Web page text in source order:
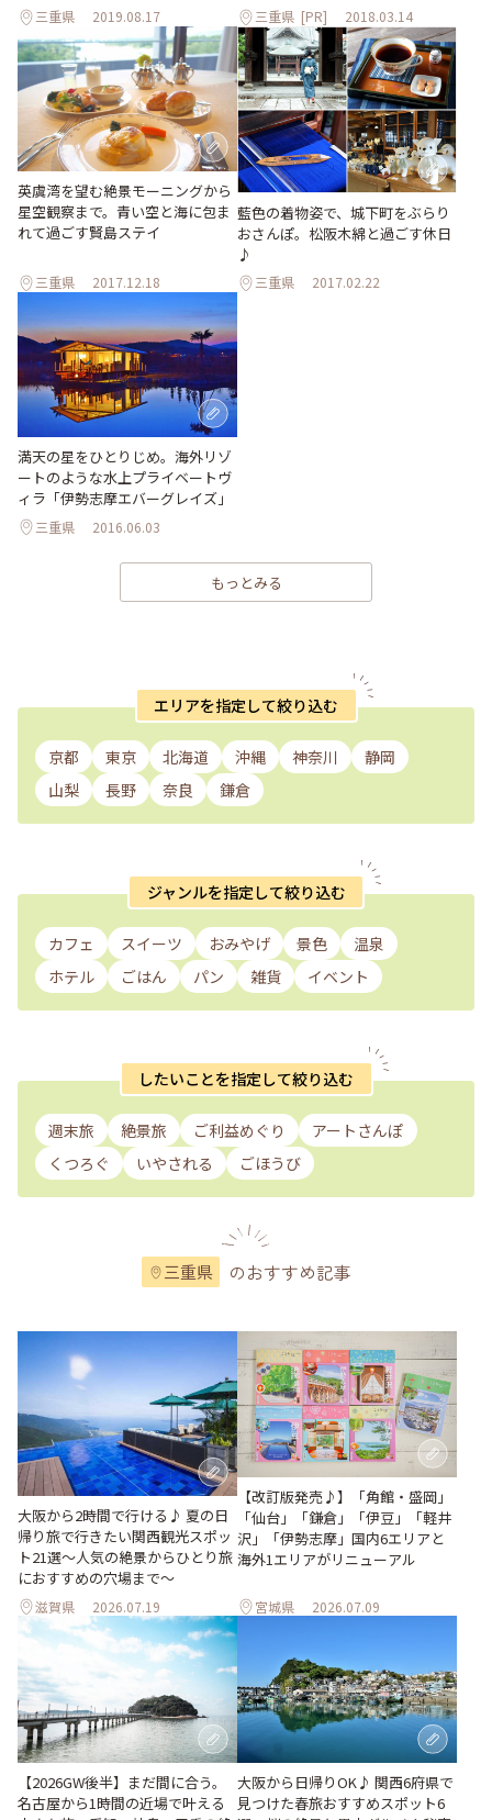
三重県 2019.08.17 三重県 [PR] 2018.03.14
英虞湾を望む絶景モーニングから
星空観察まで。青い空と海に包ま
れて過ごす賢島ステイ
三重県 2017.12.18
藍色の着物姿で、城下町をぶらり
おさんぽ。松阪木綿と過ごす休日
♪
三重県 2017.02.22
満天の星をひとりじめ。海外リゾ
ートのような水上プライベートヴ
ィラ「伊勢志摩エバーグレイズ」
三重県 2016.06.03
もっとみる
エリアを指定して絞り込む
京都 東京 北海道 沖縄 神奈川
静岡
山梨
長野 奈良 鎌倉
ジャンルを指定して絞り込む
カフェ スイーツ おみやげ 景色
温泉
ホテル
ごはん パン 雑貨 イベント
したいことを指定して絞り込む
週末旅 絶景旅 ご利益めぐり
アートさんぽ
くつろぐ
いやされる ごほうび
三重県 のおすすめ記事
大阪から2時間で行ける♪ 夏の日
帰り旅で行きたい関西観光スポッ
ト21選～人気の絶景からひとり旅
におすすめの穴場まで～
滋賀県 2026.07.19
【改訂版発売♪】「角館・盛岡」
「仙台」「鎌倉」「伊豆」「軽井
沢」「伊勢志摩」国内6エリアと
海外1エリアがリニューアル
宮城県 2026.07.09
【2026GW後半】まだ間に合う。
名古屋から1時間の近場で叶える
大阪から日帰りOK♪ 関西6府県で
見つけた春旅おすすめスポット6